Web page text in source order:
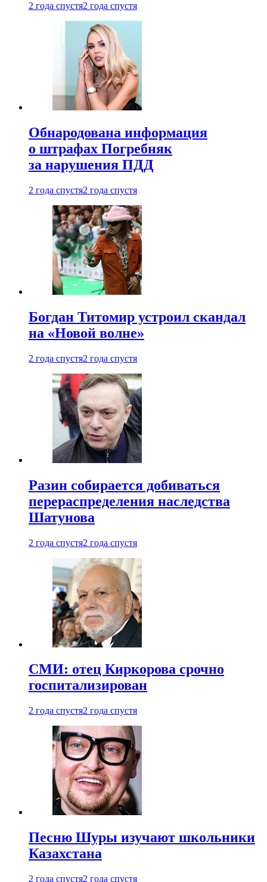
2 года спустя2 года спустя
Обнародована информация
о штрафах Погребняк
за нарушения ПДД
2 года спустя2 года спустя
Богдан Титомир устроил скандал
на «Новой волне»
2 года спустя2 года спустя
Разин собирается добиваться
перераспределения наследства
Шатунова
2 года спустя2 года спустя
СМИ: отец Киркорова срочно
госпитализирован
2 года спустя2 года спустя
Песню Шуры изучают школьники
Казахстана
2 года спустя2 года спустя